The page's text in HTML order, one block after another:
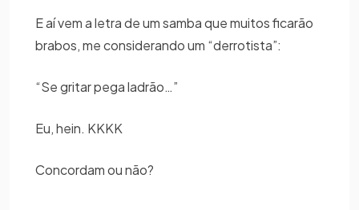
E aí vem a letra de um samba que muitos ficarão
brabos, me considerando um “derrotista”:
“Se gritar pega ladrão…”
Eu, hein. KKKK
Concordam ou não?